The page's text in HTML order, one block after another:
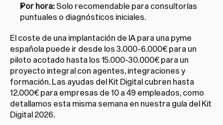
Por hora: Solo recomendable para consultorías
puntuales o diagnósticos iniciales.
El coste de una implantación de IA para una pyme
española puede ir desde los 3.000-6.000€ para un
piloto acotado hasta los 15.000-30.000€ para un
proyecto integral con agentes, integraciones y
formación. Las ayudas del Kit Digital cubren hasta
12.000€ para empresas de 10 a 49 empleados, como
detallamos esta misma semana en nuestra guía del Kit
Digital 2026.